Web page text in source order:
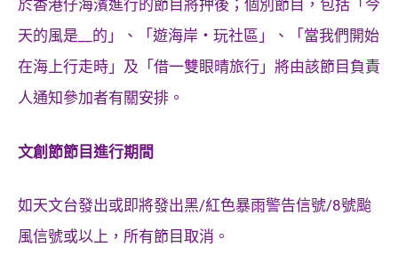
於香港仔海濱進行的節目將押後；個別節目，包括「今
天的風是__的」、「遊海岸‧玩社區」、「當我們開始
在海上行走時」及「借一雙眼晴旅行」將由該節目負責
人通知參加者有關安排。
文創節節目進行期間
如天文台發出或即將發出黑/紅色暴雨警告信號/8號颱
風信號或以上，所有節目取消。